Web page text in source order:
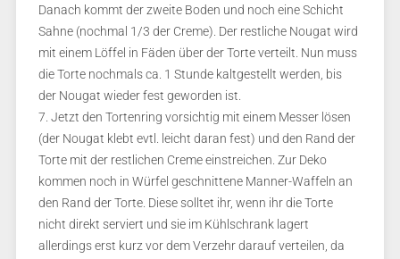
Danach kommt der zweite Boden und noch eine Schicht
Sahne (nochmal 1/3 der Creme). Der restliche Nougat wird
mit einem Löffel in Fäden über der Torte verteilt. Nun muss
die Torte nochmals ca. 1 Stunde kaltgestellt werden, bis
der Nougat wieder fest geworden ist.
7. Jetzt den Tortenring vorsichtig mit einem Messer lösen
(der Nougat klebt evtl. leicht daran fest) und den Rand der
Torte mit der restlichen Creme einstreichen. Zur Deko
kommen noch in Würfel geschnittene Manner-Waffeln an
den Rand der Torte. Diese solltet ihr, wenn ihr die Torte
nicht direkt serviert und sie im Kühlschrank lagert
allerdings erst kurz vor dem Verzehr darauf verteilen, da